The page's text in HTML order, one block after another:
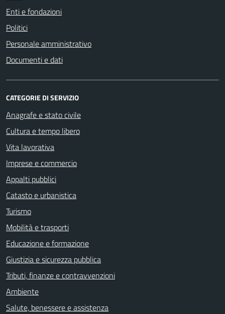
Enti e fondazioni
Politici
Personale amministrativo
Documenti e dati
CATEGORIE DI SERVIZIO
Anagrafe e stato civile
Cultura e tempo libero
Vita lavorativa
Imprese e commercio
Appalti pubblici
Catasto e urbanistica
Turismo
Mobilità e trasporti
Educazione e formazione
Giustizia e sicurezza pubblica
Tributi, finanze e contravvenzioni
Ambiente
Salute, benessere e assistenza